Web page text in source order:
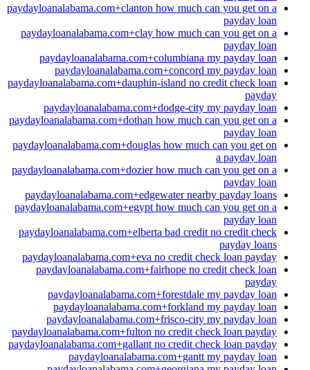
paydayloanalabama.com+clanton how much can you get on a
payday loan
paydayloanalabama.com+clay how much can you get on a
payday loan
paydayloanalabama.com+columbiana my payday loan
paydayloanalabama.com+concord my payday loan
paydayloanalabama.com+dauphin-island no credit check loan
payday
paydayloanalabama.com+dodge-city my payday loan
paydayloanalabama.com+dothan how much can you get on a
payday loan
paydayloanalabama.com+douglas how much can you get on
a payday loan
paydayloanalabama.com+dozier how much can you get on a
payday loan
paydayloanalabama.com+edgewater nearby payday loans
paydayloanalabama.com+egypt how much can you get on a
payday loan
paydayloanalabama.com+elberta bad credit no credit check
payday loans
paydayloanalabama.com+eva no credit check loan payday
paydayloanalabama.com+fairhope no credit check loan
payday
paydayloanalabama.com+forestdale my payday loan
paydayloanalabama.com+forkland my payday loan
paydayloanalabama.com+frisco-city my payday loan
paydayloanalabama.com+fulton no credit check loan payday
paydayloanalabama.com+gallant no credit check loan payday
paydayloanalabama.com+gantt my payday loan